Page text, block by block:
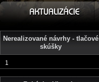
Nerealizované návrhy - tlačové
skúšky
1